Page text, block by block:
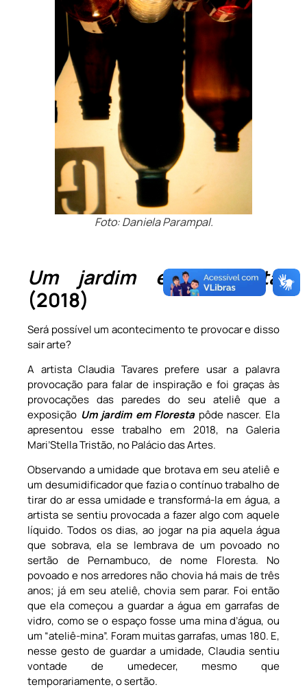
Foto: Daniela Parampal.
Um jardim em Floresta
(2018)
Será possível um acontecimento te provocar e disso
sair arte?
A artista Claudia Tavares prefere usar a palavra
provocação para falar de inspiração e foi graças às
provocações das paredes do seu ateliê que a
exposição Um jardim em Florestapôde nascer. Ela
apresentou esse trabalho em 2018, na Galeria
Mari’Stella Tristão, no Palácio das Artes.
Observando a umidade que brotava em seu ateliê e
um desumidificador que fazia o contínuo trabalho de
tirar do ar essa umidade e transformá-la em água, a
artista se sentiu provocada a fazer algo com aquele
líquido. Todos os dias, ao jogar na pia aquela água
que sobrava, ela se lembrava de um povoado no
sertão de Pernambuco, de nome Floresta. No
povoado e nos arredores não chovia há mais de três
anos; já em seu ateliê, chovia sem parar. Foi então
que ela começou a guardar a água em garrafas de
vidro, como se o espaço fosse uma mina d’água, ou
um “ateliê-mina”. Foram muitas garrafas, umas 180. E,
nesse gesto de guardar a umidade, Claudia sentiu
vontade de umedecer, mesmo que
temporariamente, o sertão.